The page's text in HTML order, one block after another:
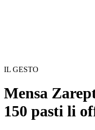
IL GESTO
Mensa
150 pasti li